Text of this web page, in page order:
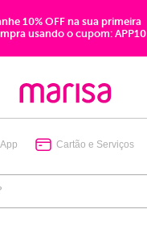
10% OFF na sua primeira
usando o cupom: APP10
Cartão e Serviços